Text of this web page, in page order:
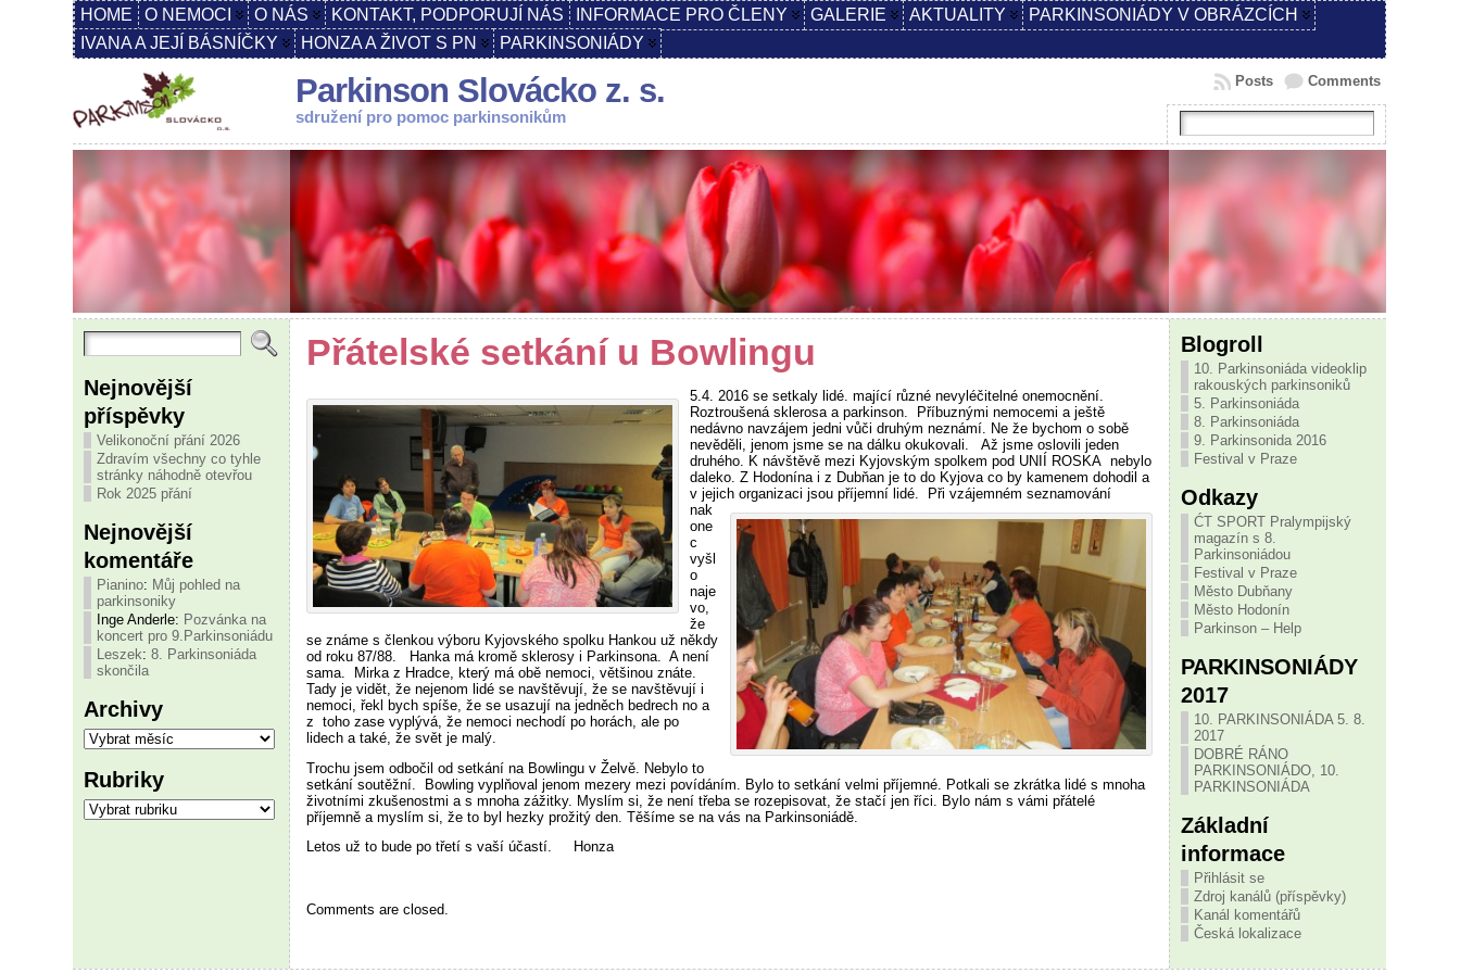
HOME O NEMOCI O NÁS KONTAKT, PODPORUJÍ NÁS INFORMACE PRO ČLENY GALERIE AKTUALITY
PARKINSONIÁDY V OBRÁZCÍCH
IVANA A JEJÍ BÁSNÍČKY
HONZA A ŽIVOT S PN PARKINSONIÁDY
Parkinson Slovácko z. s.
sdružení pro pomoc parkinsonikům
Comments
Posts
Nejnovější
příspěvky
Velikonoční přání 2026
Zdravím všechny co tyhle
stránky náhodně otevřou
Rok 2025 přání
Nejnovější
komentáře
Pianino: Můj pohled na
parkinsoniky
Inge Anderle: Pozvánka na
koncert pro 9.Parkinsoniádu
Leszek:8. Parkinsoniáda
skončila
Archivy
Archivy
Rubriky
Rubriky
Přátelské setkání u Bowlingu
5.4. 2016 se setkaly lidé. mající různé nevyléčitelné onemocnění.
Roztroušená sklerosa a parkinson. Příbuznými nemocemi a ještě
nedávno navzájem jedni vůči druhým neznámí. Ne že bychom o sobě
nevěděli, jenom jsme se na dálku okukovali. Až jsme oslovili jeden
druhého. K návštěvě mezi Kyjovským spolkem pod UNIÍ ROSKA nebylo
daleko. Z Hodonína i z Dubňan je to do Kyjova co by kamenem dohodil a
v jejich organizaci jsou příjemní lidé. Při vzájemném seznamování
nak
one
c
vyšl
o
naje
vo,
že
se známe s členkou výboru Kyjovského spolku Hankou už někdy
od roku 87/88. Hanka má kromě sklerosy i Parkinsona. A není
sama. Mirka z Hradce, který má obě nemoci, většinou znáte.
Tady je vidět, že nejenom lidé se navštěvují, že se navštěvují i
nemoci, řekl bych spíše, že se usazují na jedněch bedrech no a
z toho zase vyplývá, že nemoci nechodí po horách, ale po
lidech a také, že svět je malý.
Trochu jsem odbočil od setkání na Bowlingu v Želvě. Nebylo to
setkání soutěžní. Bowling vyplňoval jenom mezery mezi povídáním. Bylo to setkání velmi příjemné. Potkali se zkrátka lidé s mnoha
životními zkušenostmi a s mnoha zážitky. Myslím si, že není třeba se rozepisovat, že stačí jen říci. Bylo nám s vámi přátelé
příjemně a myslím si, že to byl hezky prožitý den. Těšíme se na vás na Parkinsoniádě.
Letos už to bude po třetí s vaší účastí. Honza
Comments are closed.
Blogroll
10. Parkinsoniáda videoklip
rakouských parkinsoniků
5. Parkinsoniáda
8. Parkinsoniáda
9. Parkinsonida 2016
Festival v Praze
Odkazy
ĆT SPORT Pralympijský
magazín s 8.
Parkinsoniádou
Festival v Praze
Město Dubňany
Město Hodonín
Parkinson – Help
PARKINSONIÁDY
2017
10. PARKINSONIÁDA 5. 8.
2017
DOBRÉ RÁNO
PARKINSONIÁDO, 10.
PARKINSONIÁDA
Základní
informace
Přihlásit se
Zdroj kanálů (příspěvky)
Kanál komentářů
Česká lokalizace